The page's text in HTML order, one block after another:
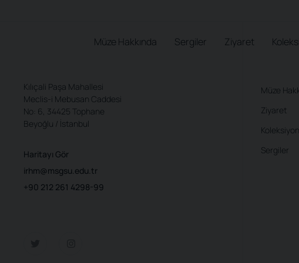
Müze Hakkında Sergiler Ziyaret
Kılıçali Paşa Mahallesi
Meclis-i Mebusan Caddesi
No: 6, 34425 Tophane
Beyoğlu / İstanbul
Haritayı Gör
irhm@msgsu.edu.tr
+90 212 261 4298-99
Müze
Ziyaret
Sergiler